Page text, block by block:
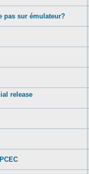
pas sur émulateur?
release